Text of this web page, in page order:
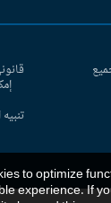
قانوني
تنبيه
to optimize
experience.